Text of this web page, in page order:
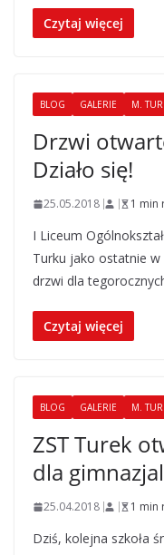
Czytaj więcej
BLOG GALERIE M.
Drzwi
Działo się!
25.05.2018 1 min
I Liceum
Turku jako ostatnie
drzwi dla
Czytaj więcej
BLOG GALERIE M.
ZST Turek
dla
25.04.2018 1 min
Dziś, kolejna szkoła